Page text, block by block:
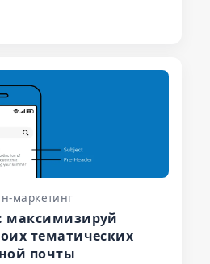
маркетинг
максимизируй
тематических
почты